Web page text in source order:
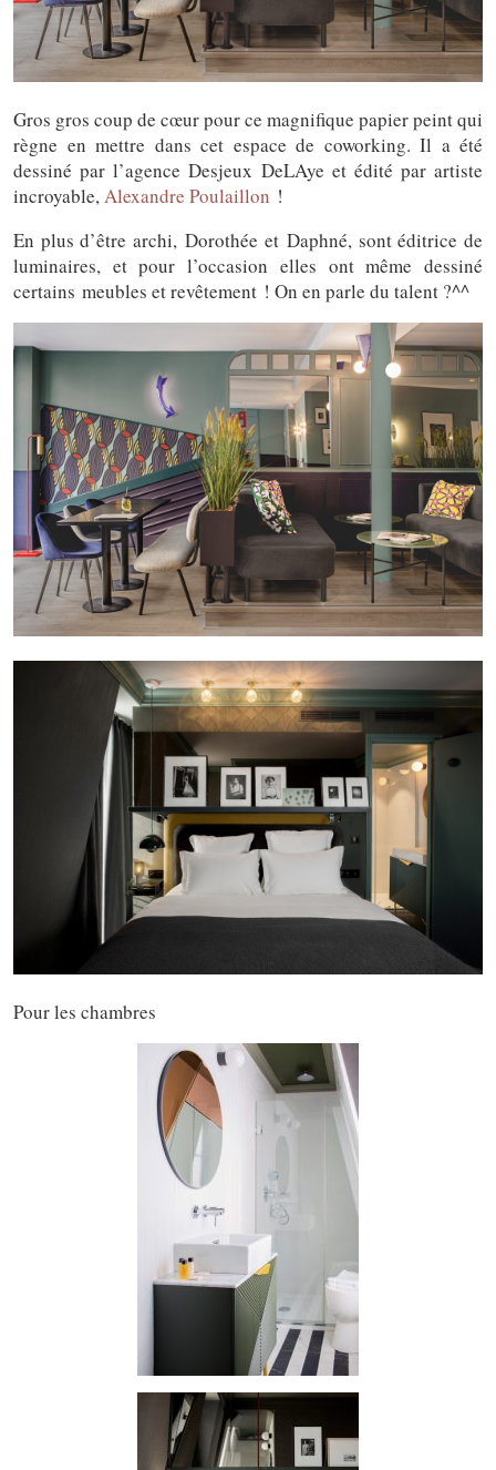
Gros gros coup de cœur pour ce magnifique papier peint qui
règne en mettre dans cet espace de coworking. Il a été
dessiné par l’agence Desjeux DeLAye et édité par artiste
incroyable,Alexandre Poulaillon !
En plus d’être archi, Dorothée et Daphné, sont éditrice de
luminaires, et pour l’occasion elles ont même dessiné
certains meubles et revêtement ! On en parle du talent ?^^
Pour les chambres